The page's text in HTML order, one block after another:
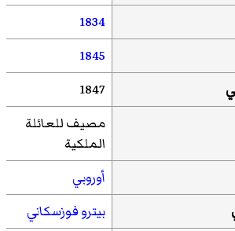
1834
1845
1847
مصيف للعائلة
الملكية
أوروبي
بيترو فوزسكاني